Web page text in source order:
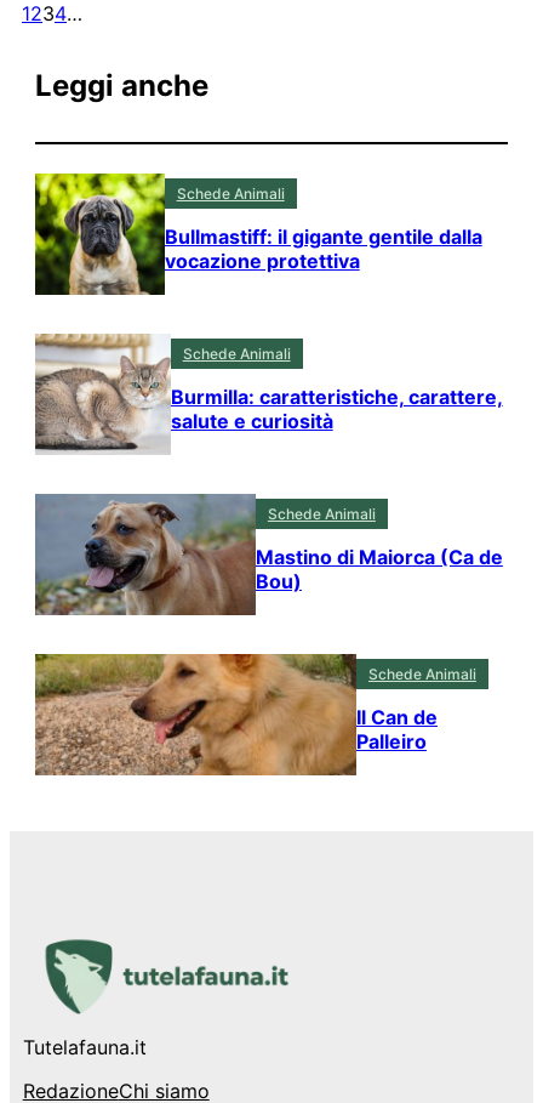
1234…
Leggi anche
Schede Animali
Bullmastiff: il gigante gentile dalla
vocazione protettiva
Schede Animali
Burmilla: caratteristiche, carattere,
salute e curiosità
Schede Animali
Mastino di Maiorca (Ca de
Bou)
Schede Animali
Il Can de
Palleiro
Tutelafauna.it
RedazioneChi siamo